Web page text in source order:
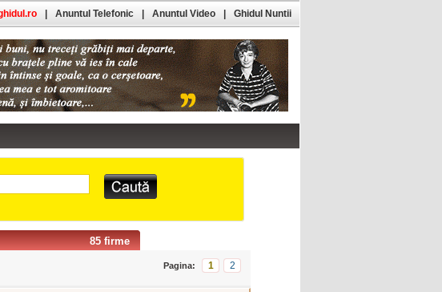
85 firme
Pagina: 1 2
Anuntul Telefonic Anuntul Video Ghidul Nuntii